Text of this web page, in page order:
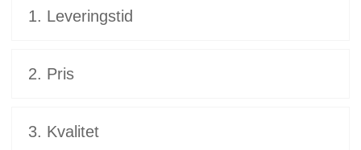
1. Leveringstid
2. Pris
3. Kvalitet